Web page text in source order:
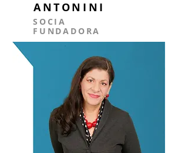
ANTONINI
SOCIA
FUNDADORA